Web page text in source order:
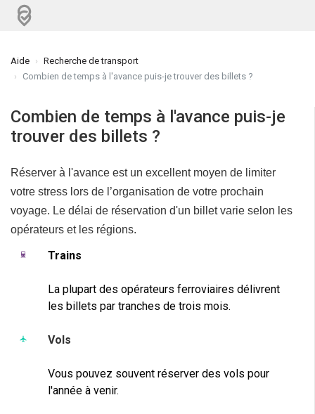
Aide
Recherche de transport
Combien de temps à l'avance puis-je trouver des billets ?
Combien de temps à l'avance puis-je
trouver des billets ?
Réserver à l'avance est un excellent moyen de limiter
votre stress lors de l’organisation de votre prochain
voyage. Le délai de réservation d'un billet varie selon les
opérateurs et les régions.
Trains
La plupart des opérateurs ferroviaires délivrent
les billets par tranches de trois mois.
Vols
Vous pouvez souvent réserver des vols pour
l'année à venir.